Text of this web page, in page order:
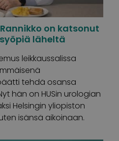
on katsonut
läheltä
leikkaussalissa
tehdä osansa
hän on HUSin urologian
Helsingin yliopiston
isänsä aikoinaan.